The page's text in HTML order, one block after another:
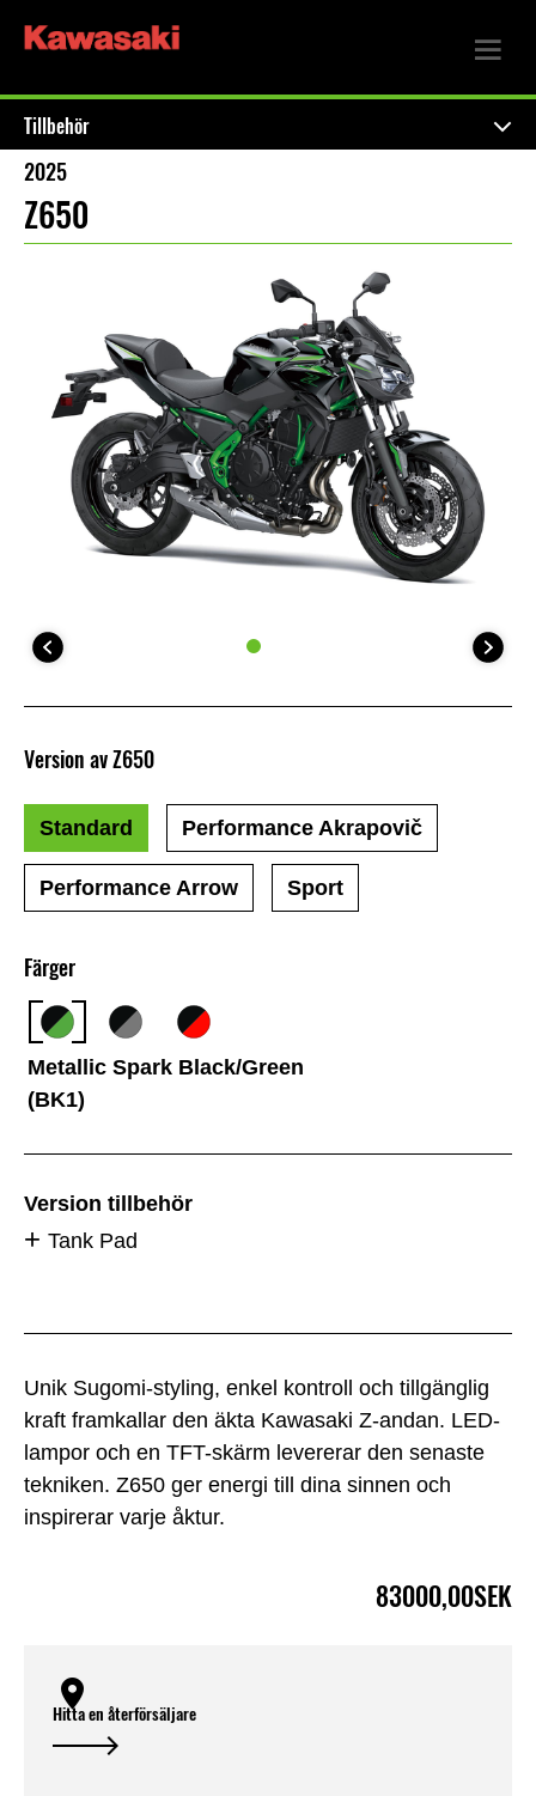
Tillbehör
2025
Z650
Unik Sugomi-styling, enkel kontroll och tillgänglig
kraft framkallar den äkta Kawasaki Z-andan. LED-
lampor och en TFT-skärm levererar den senaste
tekniken. Z650 ger energi till dina sinnen och
inspirerar varje åktur.
83000,00SEK
Färger
Metallic Spark Black/Green
(BK1)
Version av Z650
Standard Performance Akrapovič
Performance Arrow Sport
Version tillbehör
Tank Pad
Hitta en återförsäljare